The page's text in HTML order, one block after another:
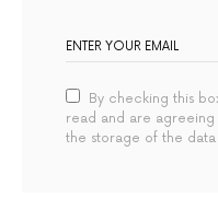
By checking this
read and are
the storage of the